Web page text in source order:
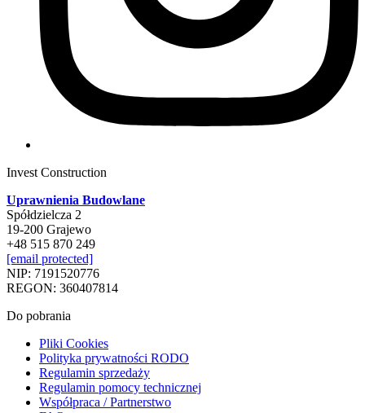
Invest Construction
Uprawnienia Budowlane
Spółdzielcza 2
19-200 Grajewo
+48 515 870 249
[email protected]
NIP: 7191520776
REGON: 360407814
Do pobrania
Pliki Cookies
Polityka prywatności RODO
Regulamin sprzedaży
Regulamin pomocy technicznej
Współpraca / Partnerstwo